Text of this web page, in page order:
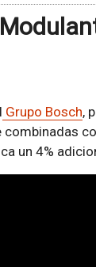
Grupo Bosch,
un 4%